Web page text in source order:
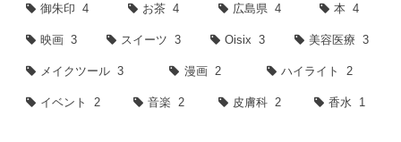
御朱印 4 お茶 4 広島県 4 本 4
映画 3 スイーツ 3 Oisix 3 美容医療 3
メイクツール 3 漫画 2 ハイライト 2
イベント 2 音楽 2 皮膚科 2 香水 1